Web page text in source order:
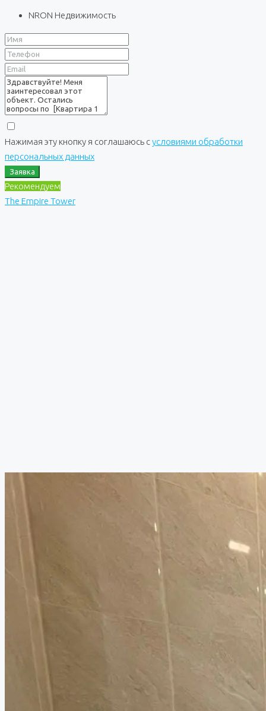
NRON Недвижимость
Нажимая эту кнопку я соглашаюсь сусловиями обработки
персональных данных
Заявка
Рекомендуем
The Empire Tower